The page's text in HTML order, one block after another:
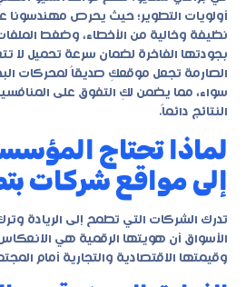
أولويات التطوير؛ حيث يحرص مهندسونا
نظيفة وخالية من الأخطاء، وضغط
بجودتها الفاخرة لضمان سرعة تحميل لا
الصارمة تجعل موقعكِ صديقاً لمحركات
سواء، مما يضمن لكِ التفوق على
النتائج دائماً.
لماذا تحتاج
إلى مواقع شركات
تدرك الشركات التي تطمح إلى الريادة
الأسواق أن هويتها الرقمية هي
وقيمتها الاقتصادية والتجارية أمام